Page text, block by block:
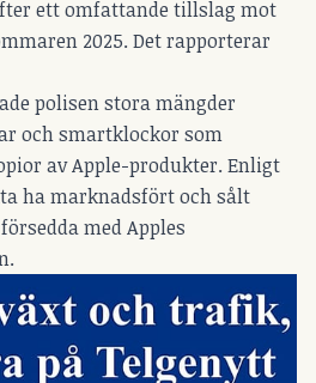
ett omfattande tillslag mot
2025. Det rapporterar
polisen stora mängder
och smartklockor som
av Apple-produkter. Enligt
ha marknadsfört och sålt
med Apples